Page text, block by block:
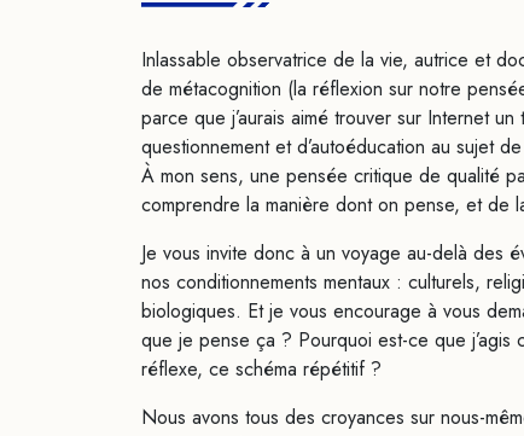
Inlassable observatrice de la vie, autrice et
de métacognition (la réflexion sur notre
parce que j’aurais aimé trouver sur Internet
questionnement et d’autoéducation au sujet
À mon sens, une pensée critique de qualité
comprendre la manière dont on pense, et de
Je vous invite donc à un voyage au-delà des
nos conditionnements mentaux : culturels,
biologiques. Et je vous encourage à vous
que je pense ça ? Pourquoi est-ce que j’agis
réflexe, ce schéma répétitif ?
Nous avons tous des croyances sur nous-